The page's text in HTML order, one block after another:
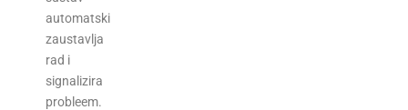
automatski
zaustavlja
rad i
signalizira
probleem.